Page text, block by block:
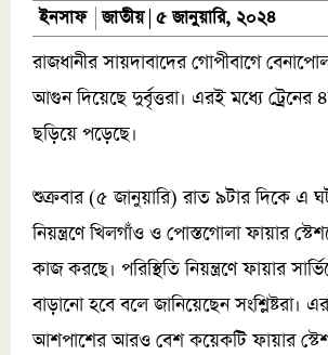
ইনসাফ জাতীয় ৫ জানুয়ারি, ২০২৪
রাজধানীর সায়দাবাদের গোপীবাগে
আগুন দিয়েছে দুর্বৃত্তরা। এরই মধ্যে
ছড়িয়ে পড়েছে।
শুক্রবার (৫ জানুয়ারি) রাত ৯টার দিকে এ
নিয়ন্ত্রণে খিলগাঁও ও পোস্তগোলা ফায়ার
কাজ করছে। পরিস্থিতি নিয়ন্ত্রণে ফায়ার
বাড়ানো হবে বলে জানিয়েছেন সংশ্লিষ্টরা।
আশপাশের আরও বেশ কয়েকটি ফায়ার